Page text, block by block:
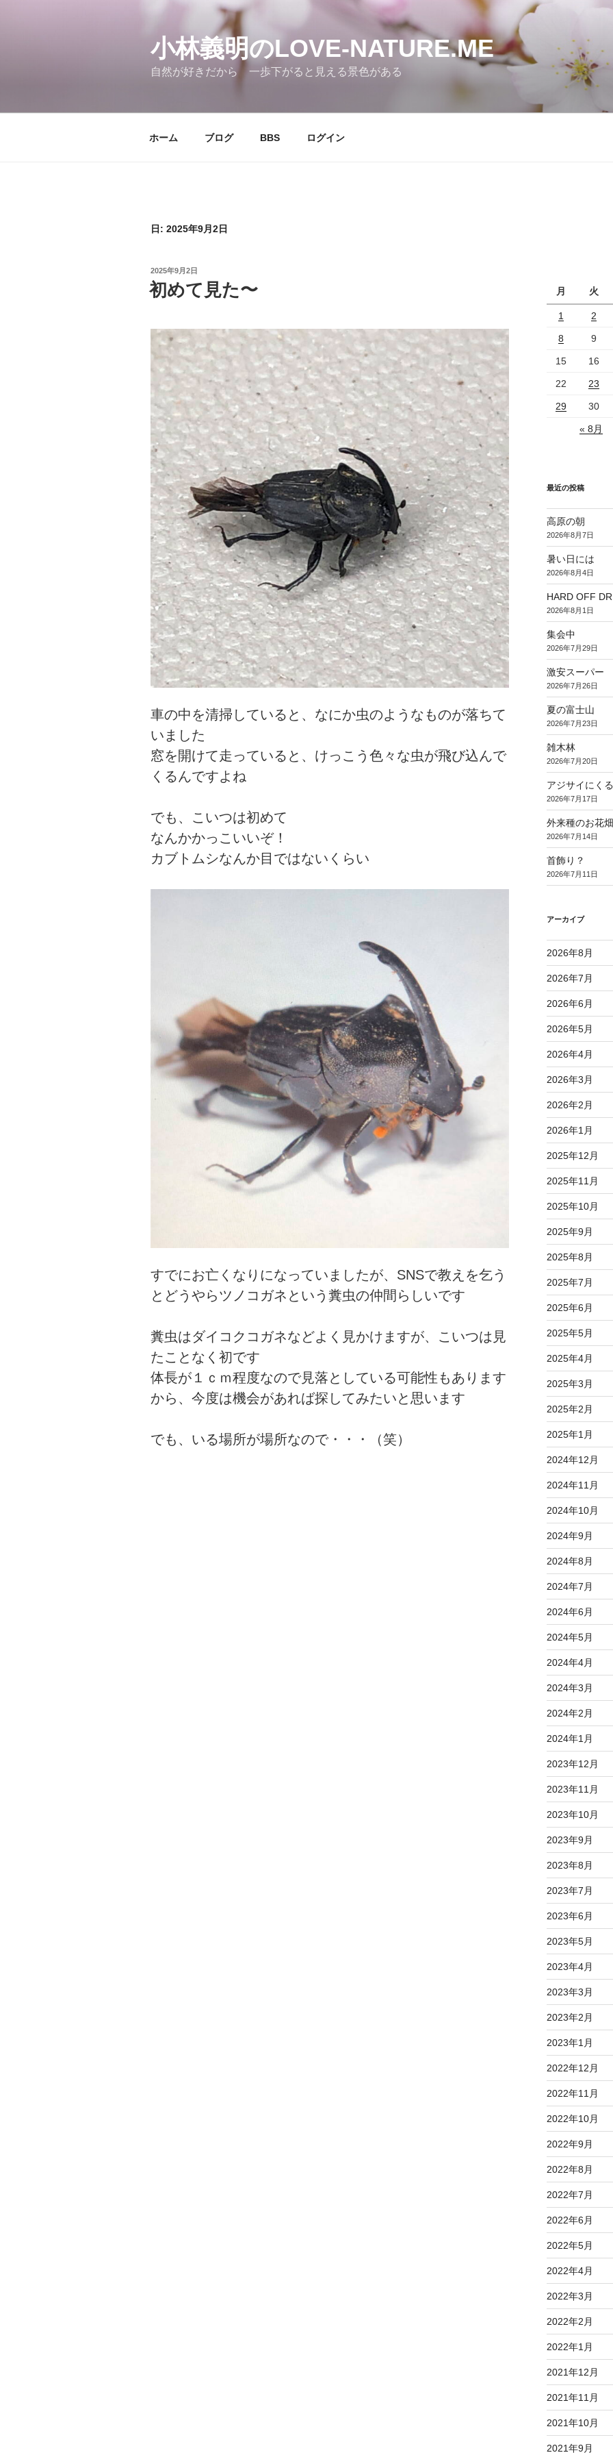
小林義明のLOVE-NATURE.ME
自然が好きだから 一歩下がると見える景色がある
ホーム ブログ BBS ログイン
日: 2025年9月2日
投
稿
日:
2025年9月2日
初めて見た〜
車の中を清掃していると、なにか虫のようなものが落ちて
いました
窓を開けて走っていると、けっこう色々な虫が飛び込んで
くるんですよね
でも、こいつは初めて
なんかかっこいいぞ！
カブトムシなんか目ではないくらい
すでにお亡くなりになっていましたが、SNSで教えを乞う
とどうやらツノコガネという糞虫の仲間らしいです
糞虫はダイコクコガネなどよく見かけますが、こいつは見
たことなく初です
体長が１ｃｍ程度なので見落としている可能性もあります
から、今度は機会があれば探してみたいと思います
でも、いる場所が場所なので・・・（笑）
月 火
1 2
8 9
15 16
22 23
29 30
« 8月
最近の投稿
高原の朝
2026年8月7日
暑い日には
2026年8月4日
HARD OFF
2026年8月1日
集会中
2026年7月29日
激安スーパー
2026年7月26日
夏の富士山
2026年7月23日
雑木林
2026年7月20日
アジサイにく
2026年7月17日
外来種のお花畑
2026年7月14日
首飾り？
2026年7月11日
アーカイブ
2026年8月
2026年7月
2026年6月
2026年5月
2026年4月
2026年3月
2026年2月
2026年1月
2025年12月
2025年11月
2025年10月
2025年9月
2025年8月
2025年7月
2025年6月
2025年5月
2025年4月
2025年3月
2025年2月
2025年1月
2024年12月
2024年11月
2024年10月
2024年9月
2024年8月
2024年7月
2024年6月
2024年5月
2024年4月
2024年3月
2024年2月
2024年1月
2023年12月
2023年11月
2023年10月
2023年9月
2023年8月
2023年7月
2023年6月
2023年5月
2023年4月
2023年3月
2023年2月
2023年1月
2022年12月
2022年11月
2022年10月
2022年9月
2022年8月
2022年7月
2022年6月
2022年5月
2022年4月
2022年3月
2022年2月
2022年1月
2021年12月
2021年11月
2021年10月
2021年9月